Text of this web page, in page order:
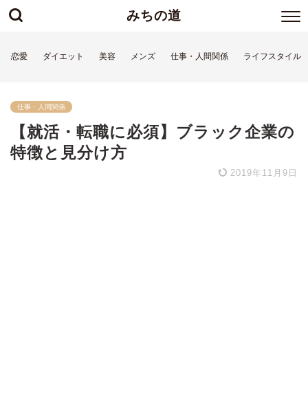
みちの道
恋愛 ダイエット 美容 メンズ 仕事・人間関係 ライフスタイル
仕事・人間関係
【就活・転職に必須】ブラック企業の
特徴と見分け方
2019年11月9日